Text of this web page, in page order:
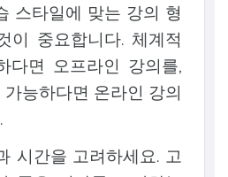
스타일에 맞는 강의 형
이 중요합니다. 체계적
다면 오프라인 강의를,
능하다면 온라인 강의
시간을 고려하세요. 고